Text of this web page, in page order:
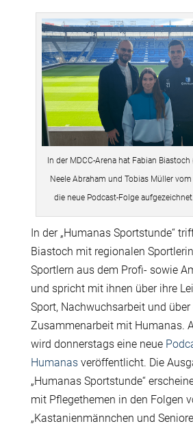
In der MDCC-Arena hat Fabian
Neele Abraham und Tobias Müller
die neue Podcast-Folge
In der „Humanas Sportstunde“
Biastoch mit regionalen
Sportlern aus dem Profi- sowie
und spricht mit ihnen über ihre
Sport, Nachwuchsarbeit und über
Zusammenarbeit mit Humanas.
wird donnerstags eine neue
Humanasveröffentlicht. Die
„Humanas Sportstunde“
mit Pflegethemen in den Folgen
„Kastanienmännchen und